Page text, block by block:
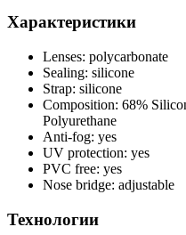
Характеристики
Lenses: polycarbonate
Sealing: silicone
Strap: silicone
Composition: 68%
Polyurethane
Anti-fog: yes
UV protection: yes
PVC free: yes
Nose bridge: adjustable
Технологии